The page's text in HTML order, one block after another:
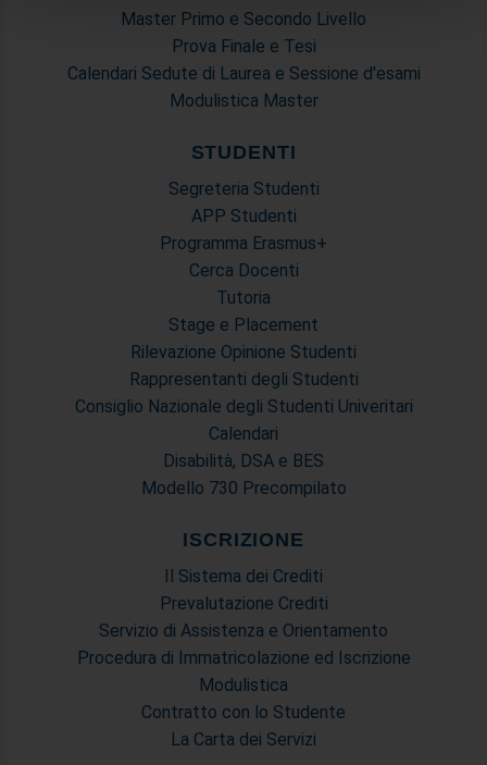
analizzare il nostro traffico. Condividiamo inoltre
informazioni sul modo in cui utilizza il nostro sito con i
Master Primo e Secondo Livello
Prova Finale e Tesi
Calendari Sedute di Laurea e Sessione d'esami
Modulistica Master
STUDENTI
Segreteria Studenti
APP Studenti
Programma Erasmus+
Cerca Docenti
Tutoria
Stage e Placement
Rilevazione Opinione Studenti
Rappresentanti degli Studenti
Consiglio Nazionale degli Studenti Univeritari
Calendari
Disabilità, DSA e BES
Modello 730 Precompilato
ISCRIZIONE
Il Sistema dei Crediti
Prevalutazione Crediti
Servizio di Assistenza e Orientamento
Procedura di Immatricolazione ed Iscrizione
Modulistica
Contratto con lo Studente
La Carta dei Servizi